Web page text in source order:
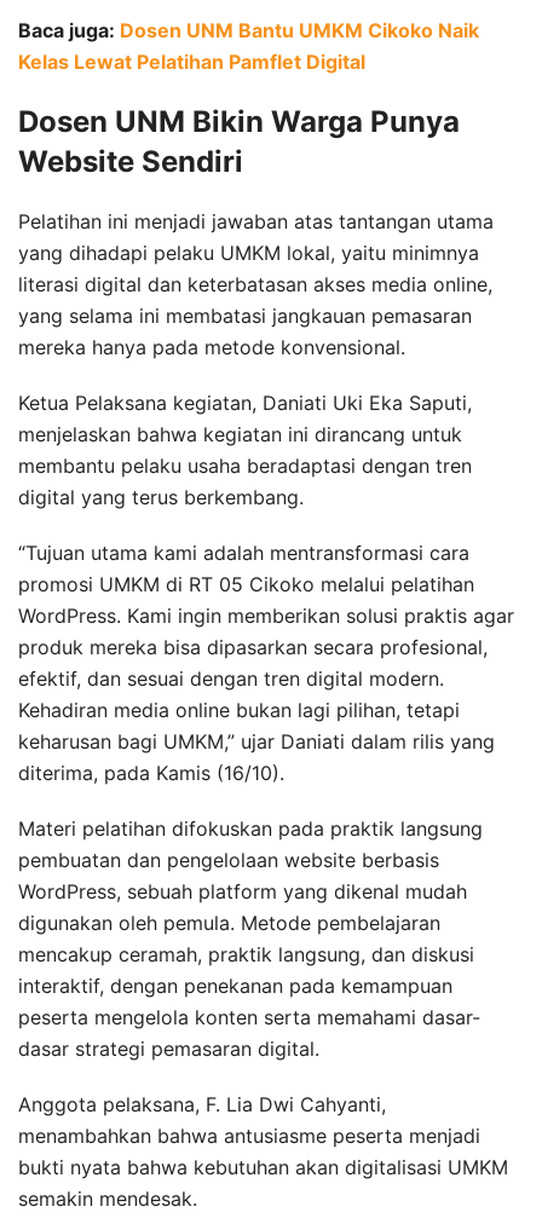
Baca juga: Dosen UNM Bantu UMKM Cikoko Naik
Kelas Lewat Pelatihan Pamflet Digital
Dosen UNM Bikin Warga Punya
Website Sendiri
Pelatihan ini menjadi jawaban atas tantangan utama
yang dihadapi pelaku UMKM lokal, yaitu minimnya
literasi digital dan keterbatasan akses media online,
yang selama ini membatasi jangkauan pemasaran
mereka hanya pada metode konvensional.
Ketua Pelaksana kegiatan, Daniati Uki Eka Saputi,
menjelaskan bahwa kegiatan ini dirancang untuk
membantu pelaku usaha beradaptasi dengan tren
digital yang terus berkembang.
“Tujuan utama kami adalah mentransformasi cara
promosi UMKM di RT 05 Cikoko melalui pelatihan
WordPress. Kami ingin memberikan solusi praktis agar
produk mereka bisa dipasarkan secara profesional,
efektif, dan sesuai dengan tren digital modern.
Kehadiran media online bukan lagi pilihan, tetapi
keharusan bagi UMKM,” ujar Daniati dalam rilis yang
diterima, pada Kamis (16/10).
Materi pelatihan difokuskan pada praktik langsung
pembuatan dan pengelolaan website berbasis
WordPress, sebuah platform yang dikenal mudah
digunakan oleh pemula. Metode pembelajaran
mencakup ceramah, praktik langsung, dan diskusi
interaktif, dengan penekanan pada kemampuan
peserta mengelola konten serta memahami dasar-
dasar strategi pemasaran digital.
Anggota pelaksana, F. Lia Dwi Cahyanti,
menambahkan bahwa antusiasme peserta menjadi
bukti nyata bahwa kebutuhan akan digitalisasi UMKM
semakin mendesak.